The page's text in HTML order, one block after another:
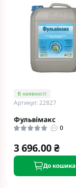
В наявності
Артикул: 22827
Фульвімакс
0
3 696.00 ₴
До кошика